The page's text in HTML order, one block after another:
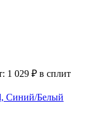
1 029 ₽ в сплит
Синий/Белый